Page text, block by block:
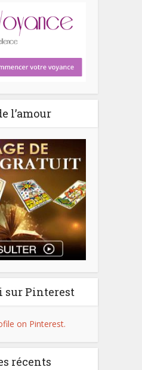
l’amour
sur Pinterest
on Pinterest.
récents